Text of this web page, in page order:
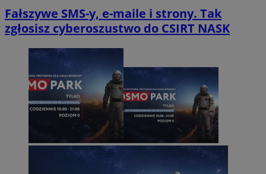
Fałszywe SMS-y, e-maile i strony. Tak
zgłosisz cyberoszustwo do CSIRT NASK